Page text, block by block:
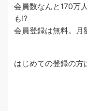
会員数なんと170万
も!?
会員登録は無料。月
はじめての登録の方